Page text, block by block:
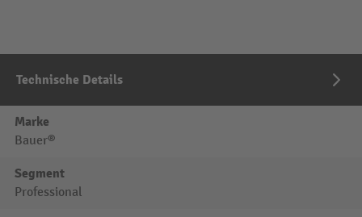
Technische Details
Marke
Bauer®
Segment
Professional